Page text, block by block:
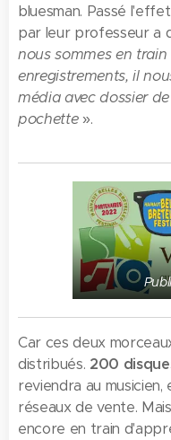
bluesman. Passé
par leur professeur a
nous sommes en
enregistrements, il
média avec dossier
pochette».
Car ces deux
distribués. 200
reviendra au
réseaux de vente.
encore en train